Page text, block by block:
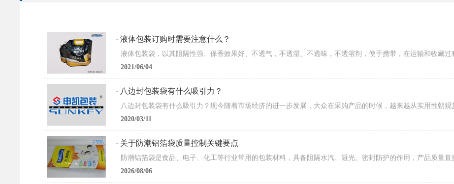
· 液体包装订购时需要注意什么？
2021/06/04
· 八边封包装袋有什么吸引力？
2020/03/11
· 关于防潮铝箔袋质量控制关键要点
2026/08/06